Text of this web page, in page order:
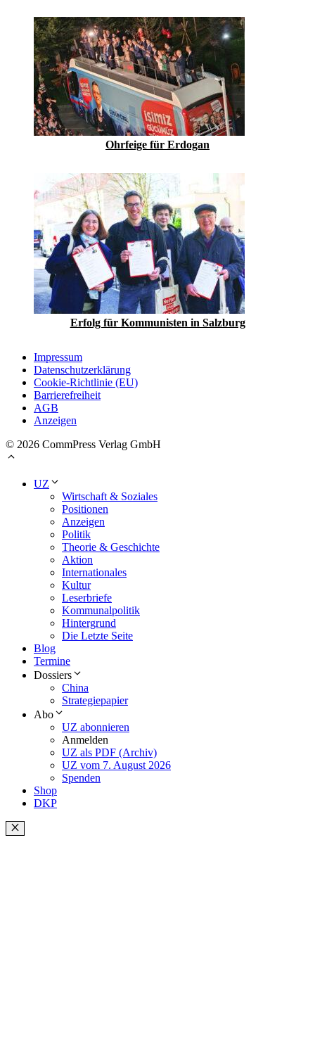
Ohrfeige für Erdogan
Erfolg für Kommunisten in Salzburg
Impressum
Datenschutzerklärung
Cookie-Richtlinie (EU)
Barrierefreiheit
AGB
Anzeigen
© 2026 CommPress Verlag GmbH
UZ
Wirtschaft & Soziales
Positionen
Anzeigen
Politik
Theorie & Geschichte
Aktion
Internationales
Kultur
Leserbriefe
Kommunalpolitik
Hintergrund
Die Letzte Seite
Blog
Termine
Dossiers
China
Strategiepapier
Abo
UZ abonnieren
Anmelden
UZ als PDF (Archiv)
UZ vom 7. August 2026
Spenden
Shop
DKP
Schließen